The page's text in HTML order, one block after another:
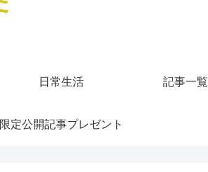
日常生活 記事一覧
限定公開記事プレゼント